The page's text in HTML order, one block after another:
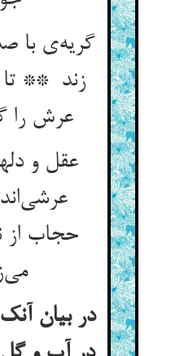
گریه‌ی با
زند **
عرش را گریان کند
عقل و
حجاب از
می‌زیند
در بیان